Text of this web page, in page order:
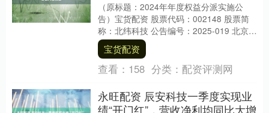
（原标题：2024年年度权益分派实施公
告）宝货配资 股票代码：002148 股票简
称：北纬科技 公告编号：2025-019 北京北
纬通信科技股份有限公司2024....
宝货配资
查看： 158 分类： 配资评测网
永旺配资 辰安科技一季度实现业
绩“开门红”，营收净利均同比大增